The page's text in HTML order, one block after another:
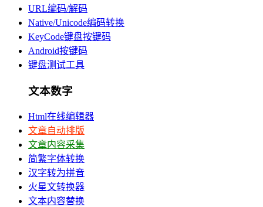
URL编码/解码
Native/Unicode编码转换
KeyCode键盘按键码
Android按键码
键盘测试工具
文本数字
Html在线编辑器
文章自动排版
文章内容采集
简繁字体转换
汉字转为拼音
火星文转换器
文本内容替换